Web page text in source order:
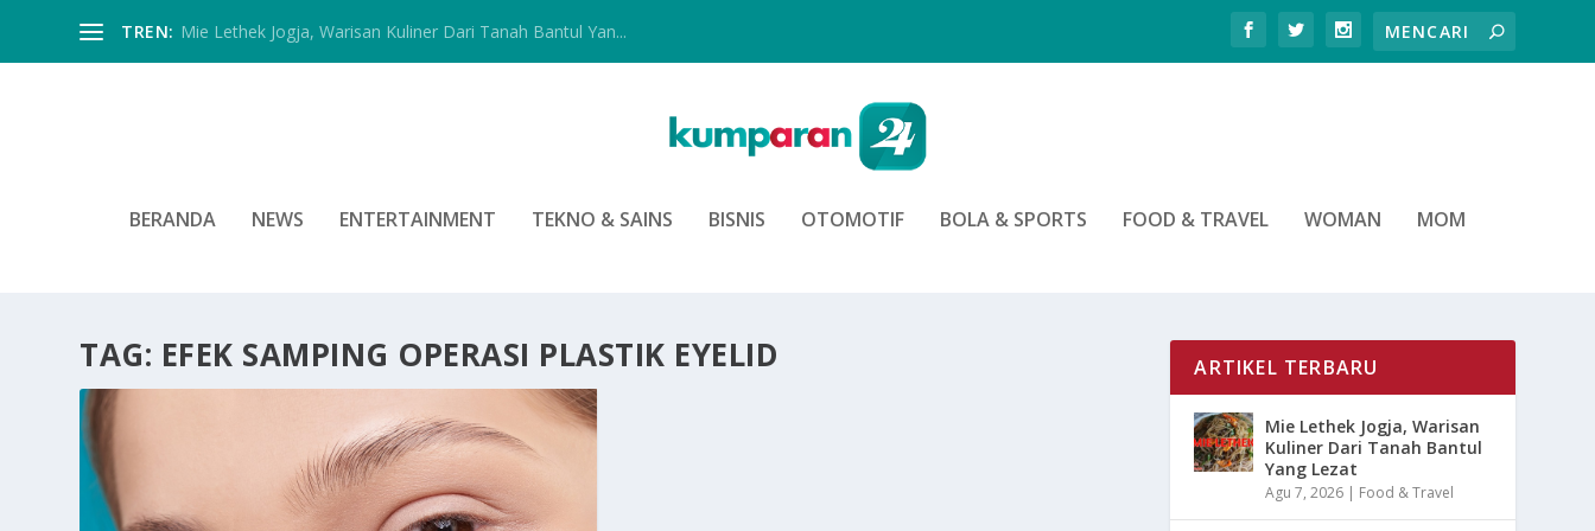
TREN: Mie Lethek Jogja, Warisan Kuliner Dari Tanah Bantul Yan...
BERANDA NEWS ENTERTAINMENT TEKNO & SAINS BISNIS OTOMOTIF BOLA & SPORTS FOOD & TRAVEL WOMAN MOM
TAG: EFEK SAMPING OPERASI PLASTIK EYELID ARTIKEL TERBARU
Mie Lethek Jogja, Warisan
Kuliner Dari Tanah Bantul
Yang Lezat
Agu 7, 2026 | Food & Travel